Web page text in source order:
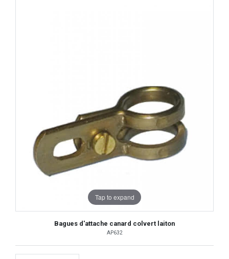
Tap to expand
Bagues d'attache canard colvert laiton
AP632